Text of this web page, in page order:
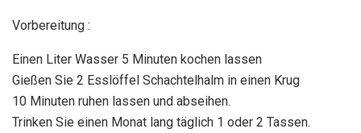
Vorbereitung :
Einen Liter Wasser 5 Minuten kochen lassen
Gießen Sie 2 Esslöffel Schachtelhalm in einen Krug
10 Minuten ruhen lassen und abseihen.
Trinken Sie einen Monat lang täglich 1 oder 2 Tassen.